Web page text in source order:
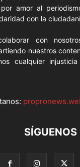
por amor al
con la
con
nuestros
cualquier
SÍGUENOS